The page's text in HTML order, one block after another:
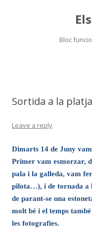
Bloc
Sortida a la platja
Leave a reply
Dimarts 14 de Juny
Primer vam esmorzar,
pala i la galleda, vam
pilota…), i de tornada a
de parant-se una
molt bé i el temps
les fotografies.